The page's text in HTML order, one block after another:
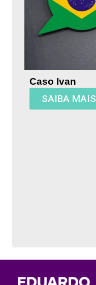
Caso Ivan
SAIBA MAIS